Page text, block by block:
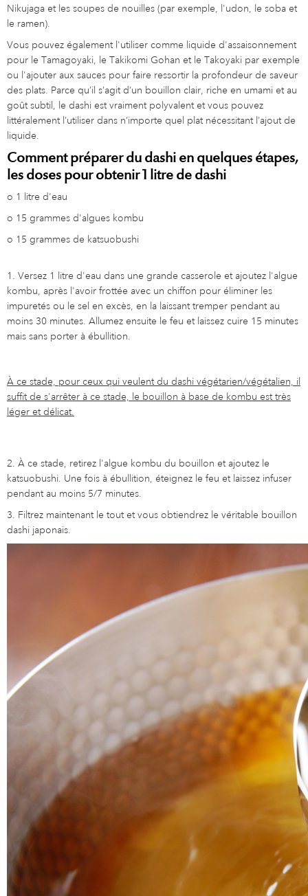
Nikujaga et les soupes de nouilles (par exemple, l'udon, le soba et
le ramen).
Vous pouvez également l'utiliser comme liquide d'assaisonnement
pour le Tamagoyaki, le Takikomi Gohan et le Takoyaki par exemple
ou l'ajouter aux sauces pour faire ressortir la profondeur de saveur
des plats. Parce qu’il s’agit d’un bouillon clair, riche en umami et au
goût subtil, le dashi est vraiment polyvalent et vous pouvez
littéralement l’utiliser dans n’importe quel plat nécessitant l’ajout de
liquide.
Comment préparer du dashi en quelques étapes,
les doses pour obtenir 1 litre de dashi
o 1 litre d'eau
o 15 grammes d'algues kombu
o 15 grammes de katsuobushi
1. Versez 1 litre d'eau dans une grande casserole et ajoutez l'algue
kombu, après l'avoir frottée avec un chiffon pour éliminer les
impuretés ou le sel en excès, en la laissant tremper pendant au
moins 30 minutes. Allumez ensuite le feu et laissez cuire 15 minutes
mais sans porter à ébullition.
À ce stade, pour ceux qui veulent du dashi végétarien/végétalien, il
suffit de s'arrêter à ce stade, le bouillon à base de kombu est très
léger et délicat.
2. À ce stade, retirez l'algue kombu du bouillon et ajoutez le
katsuobushi. Une fois à ébullition, éteignez le feu et laissez infuser
pendant au moins 5/7 minutes.
3. Filtrez maintenant le tout et vous obtiendrez le véritable bouillon
dashi japonais.